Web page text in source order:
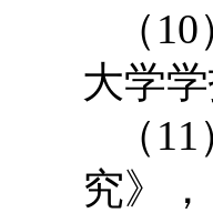
（ 10
大学
（ 11
究》